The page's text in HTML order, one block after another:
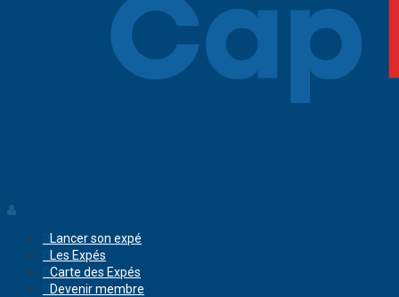
Lancer son expé
Les Expés
Carte des Expés
Devenir membre